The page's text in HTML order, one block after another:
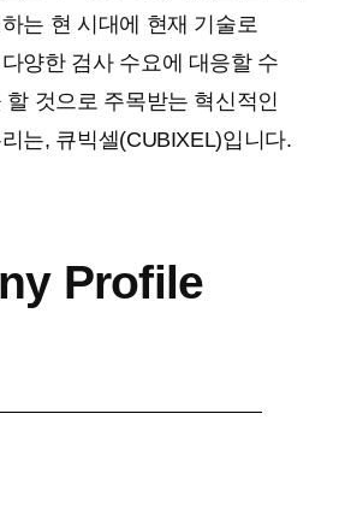
는 현 시대에 현재 기술로
양한 검사 수요에 대응할 수
할 것으로 주목받는 혁신적인
는, 큐빅셀(CUBIXEL)입니다.
Profile